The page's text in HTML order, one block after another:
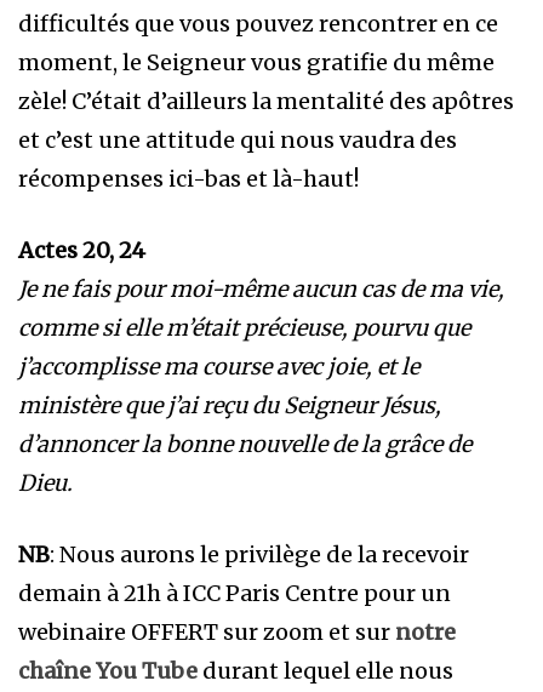
difficultés que vous pouvez rencontrer en ce
moment, le Seigneur vous gratifie du même
zèle! C’était d’ailleurs la mentalité des apôtres
et c’est une attitude qui nous vaudra des
récompenses ici-bas et là-haut!
Actes 20, 24
Je ne fais pour moi-même aucun cas de ma vie,
comme si elle m’était précieuse, pourvu que
j’accomplisse ma course avec joie, et le
ministère que j’ai reçu du Seigneur Jésus,
d’annoncer la bonne nouvelle de la grâce de
Dieu.
NB: Nous aurons le privilège de la recevoir
demain à 21h à ICC Paris Centre pour un
webinaire OFFERT sur zoom et sur notre
chaîne You Tube durant lequel elle nous